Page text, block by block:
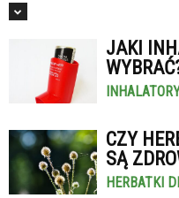
JAKI
CZY
SĄ
HERBATKI